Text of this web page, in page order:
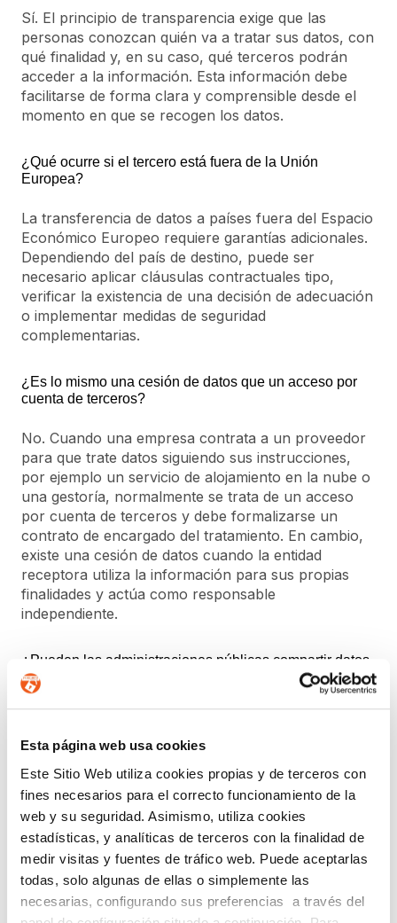
Esta página web usa cookies
Este Sitio Web utiliza cookies propias y de terceros con
fines necesarios para el correcto funcionamiento de la
web y su seguridad. Asimismo, utiliza cookies
estadísticas, y analíticas de terceros con la finalidad de
medir visitas y fuentes de tráfico web. Puede aceptarlas
todas, solo algunas de ellas o simplemente las
necesarias, configurando sus preferencias a través del
Sí. El principio de transparencia exige que las
personas conozcan quién va a tratar sus datos, con
qué finalidad y, en su caso, qué terceros podrán
acceder a la información. Esta información debe
facilitarse de forma clara y comprensible desde el
momento en que se recogen los datos.
¿Qué ocurre si el tercero está fuera de la Unión
Europea?
La transferencia de datos a países fuera del Espacio
Económico Europeo requiere garantías adicionales.
Dependiendo del país de destino, puede ser
necesario aplicar cláusulas contractuales tipo,
verificar la existencia de una decisión de adecuación
o implementar medidas de seguridad
complementarias.
¿Es lo mismo una cesión de datos que un acceso por
cuenta de terceros?
No. Cuando una empresa contrata a un proveedor
para que trate datos siguiendo sus instrucciones,
por ejemplo un servicio de alojamiento en la nube o
una gestoría, normalmente se trata de un acceso
por cuenta de terceros y debe formalizarse un
contrato de encargado del tratamiento. En cambio,
existe una cesión de datos cuando la entidad
receptora utiliza la información para sus propias
finalidades y actúa como responsable
independiente.
¿Pueden las administraciones públicas compartir datos
entre ellas?
información en determinados supuestos previstos
por la ley y para el ejercicio de sus competencias.
No obstante, también deben respetar los principios
de minimización, proporcionalidad y transparencia,
limitando el acceso únicamente a los datos
estrictamente necesarios.
EN FORLOPD TE ASESORAMOS PARA EVITAR
INCURRIR EN POSIBLES SANCIONES QUE
PERJUDIQUEN TU NEGOCIO.